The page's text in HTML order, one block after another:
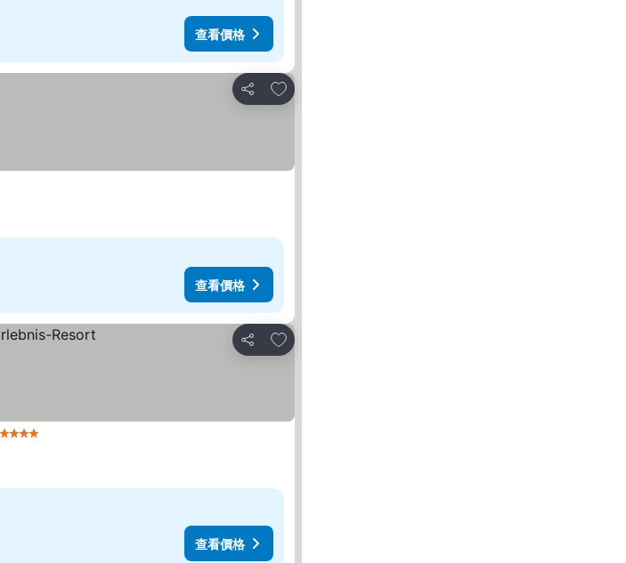
查看價格
分享
加入我的最愛
查看價格
分享
加入我的最愛
4 星級
查看價格